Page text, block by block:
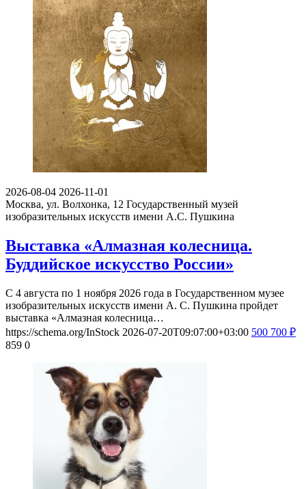
2026-08-04 2026-11-01
Москва, ул. Волхонка, 12 Государственный музей
изобразительных искусств имени А.С. Пушкина
Выставка «Алмазная колесница.
Буддийское искусство России»
С 4 августа по 1 ноября 2026 года в Государственном музее
изобразительных искусств имени А. С. Пушкина пройдет
выставка «Алмазная колесница…
https://schema.org/InStock 2026-07-20T09:07:00+03:00 500 700 ₽
859 0